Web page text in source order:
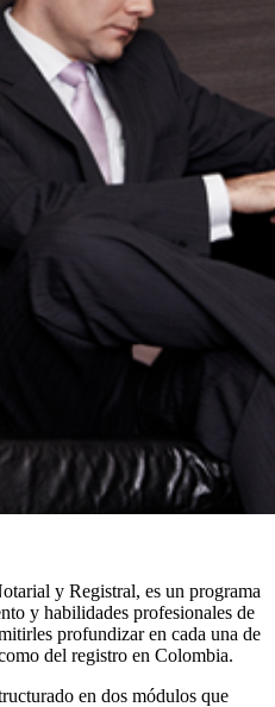
y Registral, es un programa
y habilidades profesionales de
profundizar en cada una de
del registro en Colombia.
en dos módulos que